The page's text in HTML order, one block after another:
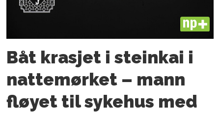
PLUS
Båt krasjet i steinkai i
nattemørket – mann
fløyet til sykehus med